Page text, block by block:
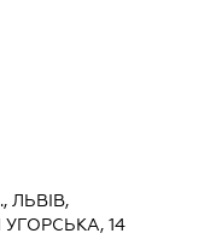
ЛЬВІВ,
14